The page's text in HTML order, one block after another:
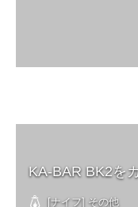
KA-BAR BK2を
[ナイフ] その他